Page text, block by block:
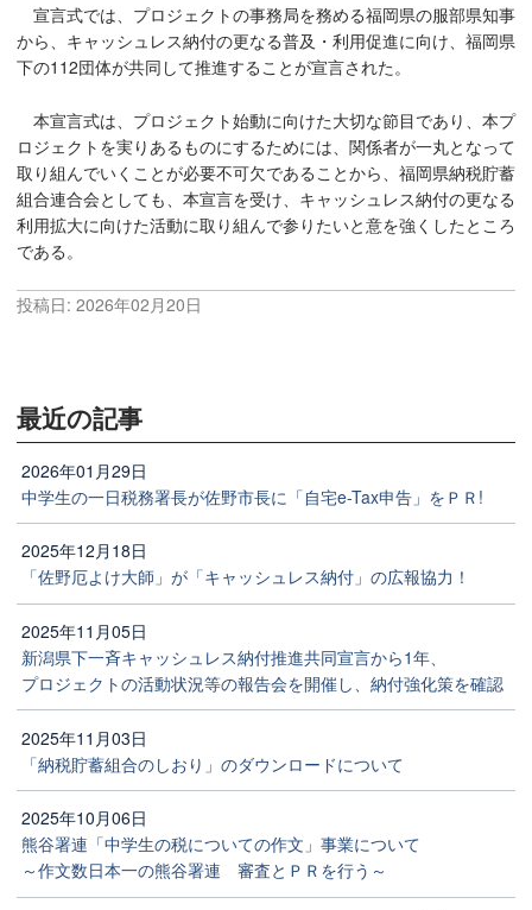
宣言式では、プロジェクトの事務局を務める福岡県の服部県知事
から、キャッシュレス納付の更なる普及・利用促進に向け、福岡県
下の112団体が共同して推進することが宣言された。
本宣言式は、プロジェクト始動に向けた大切な節目であり、本プ
ロジェクトを実りあるものにするためには、関係者が一丸となって
取り組んでいくことが必要不可欠であることから、福岡県納税貯蓄
組合連合会としても、本宣言を受け、キャッシュレス納付の更なる
利用拡大に向けた活動に取り組んで参りたいと意を強くしたところ
である。
投稿日: 2026年02月20日
最近の記事
2026年01月29日
中学生の一日税務署長が佐野市長に「自宅e-Tax申告」をＰＲ!
2025年12月18日
「佐野厄よけ大師」が「キャッシュレス納付」の広報協力！
2025年11月05日
新潟県下一斉キャッシュレス納付推進共同宣言から1年、
プロジェクトの活動状況等の報告会を開催し、納付強化策を確認
2025年11月03日
「納税貯蓄組合のしおり」のダウンロードについて
2025年10月06日
熊谷署連「中学生の税についての作文」事業について
～作文数日本一の熊谷署連 審査とＰＲを行う～